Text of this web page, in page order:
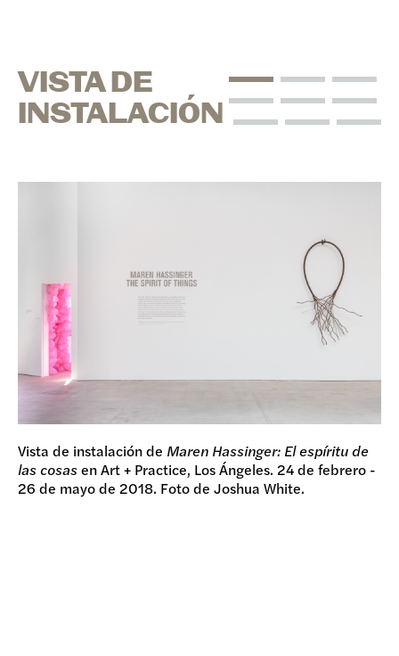
VISTA DE
INSTALACIÓN
Vista de instalación de Maren Hassinger: El espíritu de
las cosasen Art + Practice, Los Ángeles. 24 de febrero -
26 de mayo de 2018. Foto de Joshua White.